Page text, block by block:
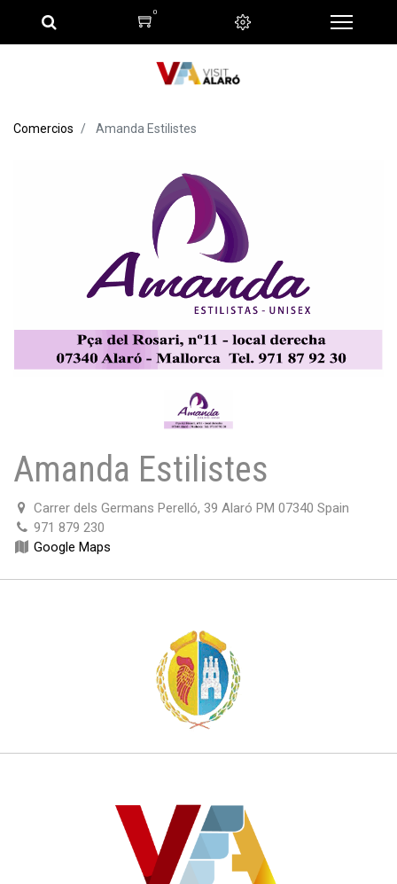
0
Comercios Amanda Estilistes
Amanda Estilistes
Carrer dels Germans Perelló, 39 Alaró PM 07340 Spain
971 879 230
Google Maps